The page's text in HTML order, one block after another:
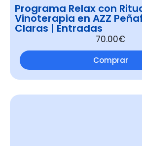
Programa Relax con
Vinoterapia en AZZ
Claras | Entradas
70.00€
Comprar